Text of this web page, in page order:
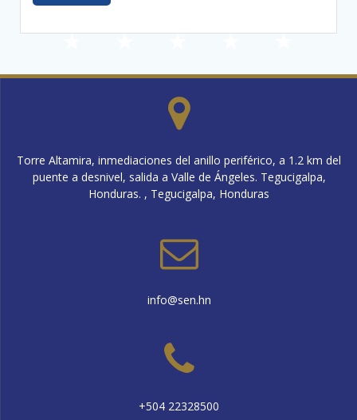
Torre Altamira, inmediaciones del anillo periférico, a 1.2 km del
puente a desnivel, salida a Valle de Ángeles. Tegucigalpa,
Honduras. , Tegucigalpa, Honduras
info@sen.hn
+504 22328500